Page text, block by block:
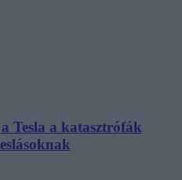
Tesla a katasztrófák